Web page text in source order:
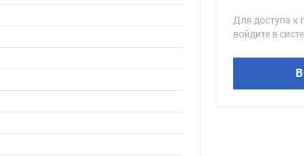
Для доступа к
войдите в